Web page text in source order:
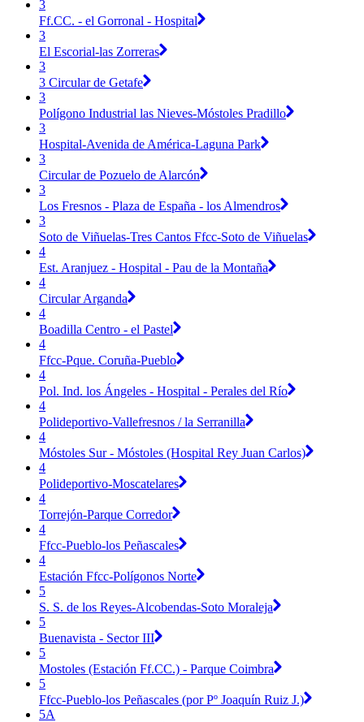
3
Ff.CC. - el Gorronal - Hospital
3
El Escorial-las Zorreras
3
3 Circular de Getafe
3
Polígono Industrial las Nieves-Móstoles Pradillo
3
Hospital-Avenida de América-Laguna Park
3
Circular de Pozuelo de Alarcón
3
Los Fresnos - Plaza de España - los Almendros
3
Soto de Viñuelas-Tres Cantos Ffcc-Soto de Viñuelas
4
Est. Aranjuez - Hospital - Pau de la Montaña
4
Circular Arganda
4
Boadilla Centro - el Pastel
4
Ffcc-Pque. Coruña-Pueblo
4
Pol. Ind. los Ángeles - Hospital - Perales del Río
4
Polideportivo-Vallefresnos / la Serranilla
4
Móstoles Sur - Móstoles (Hospital Rey Juan Carlos)
4
Polideportivo-Moscatelares
4
Torrejón-Parque Corredor
4
Ffcc-Pueblo-los Peñascales
4
Estación Ffcc-Polígonos Norte
5
S. S. de los Reyes-Alcobendas-Soto Moraleja
5
Buenavista - Sector III
5
Mostoles (Estación Ff.CC.) - Parque Coimbra
5
Ffcc-Pueblo-los Peñascales (por Pº Joaquín Ruiz J.)
5A